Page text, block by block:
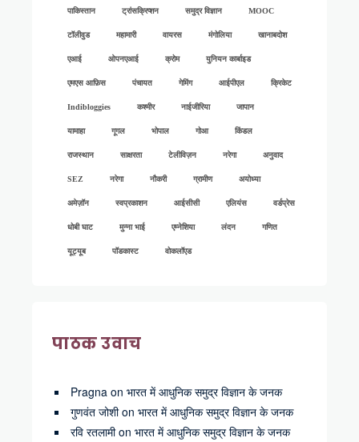
पाकिस्तान ट्रांसक्रिप्शन समुद्र विज्ञान MOOC
टॉलीवुड महामारी वायरस मंगोलिया खानाबदोश
एआई ओपनएआई क्रोम युनियन कार्बाइड
एमएस आफ़िस पंचायत गेमिंग आईपीएल क्रिकेट
Indibloggies कश्मीर नाईजीरिया जापान
यामाहा गूगल भोपाल गोआ किंडल
राजस्थान साक्षरता टेलीविज़न नरेगा अनुवाद
SEZ नरेगा नौकरी ग्रामीण अयोध्या
अमेज़ॉन स्वप्रकाशन आईसीसी एलियंस वर्डप्रेस
धोबी घाट मुन्ना भाई एम्नेशिया लंदन गणित
यूट्यूब पॉडकास्ट वोकलॉएड
पाठक उवाच
Pragna on भारत में आधुनिक समुद्र विज्ञान के जनक
गुणवंत जोशीon भारत में आधुनिक समुद्र विज्ञान के जनक
रवि रतलामीon भारत में आधुनिक समुद्र विज्ञान के जनक